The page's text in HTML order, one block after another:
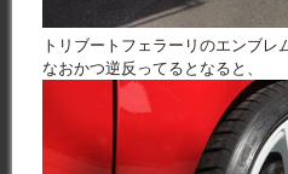
トリブートフェラーリのエンブレ
なおかつ逆反ってるとなると、